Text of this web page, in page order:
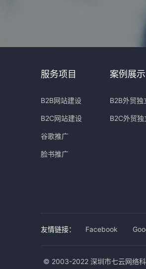
服务项目
B2B网站建设
B2C网站建设
谷歌推广
脸书推广
案例展示
B2B外贸独
B2C外贸独
友情链接： Facebook
© 2003-2022 深圳市七云网络